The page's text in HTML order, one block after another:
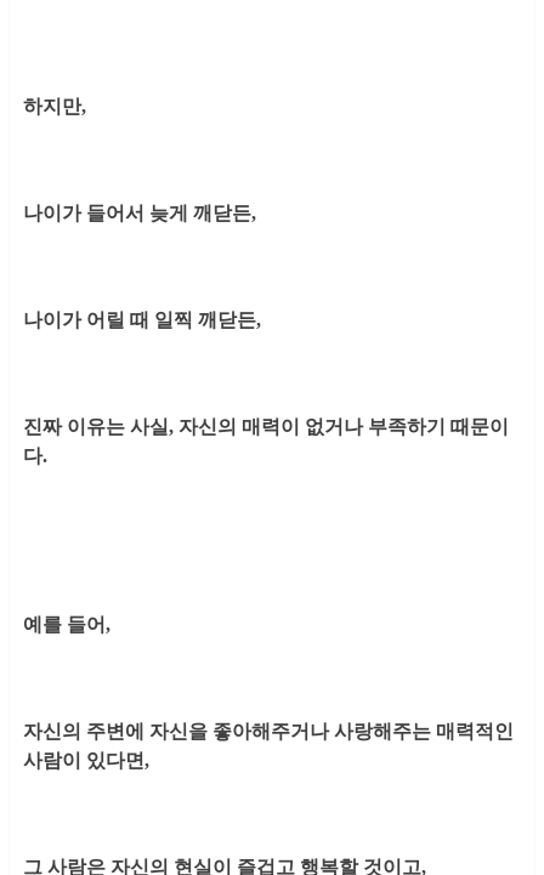
하지만,
나이가 들어서 늦게 깨닫든,
나이가 어릴 때 일찍 깨닫든,
진짜 이유는 사실, 자신의 매력이 없거나 부족하기 때문이
다.
예를 들어,
자신의 주변에 자신을 좋아해주거나 사랑해주는 매력적인
사람이 있다면,
그 사람은 자신의 현실이 즐겁고 행복할 것이고,